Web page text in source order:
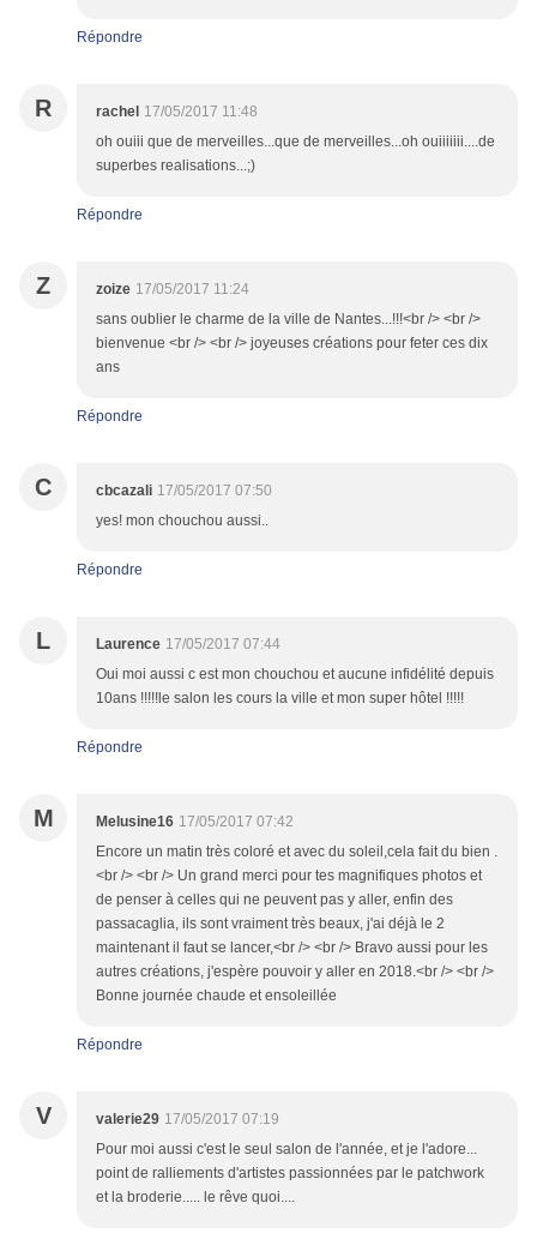
Répondre
R rachel 17/05/2017 11:48
oh ouiii que de merveilles...que de merveilles...oh ouiiiiiii....de
superbes realisations...;)
Répondre
Z zoize 17/05/2017 11:24
sans oublier le charme de la ville de Nantes...!!!<br /> <br />
bienvenue <br /> <br /> joyeuses créations pour feter ces dix
ans
Répondre
C cbcazali 17/05/2017 07:50
yes! mon chouchou aussi..
Répondre
L Laurence 17/05/2017 07:44
Oui moi aussi c est mon chouchou et aucune infidélité depuis
10ans !!!!!le salon les cours la ville et mon super hôtel !!!!!
Répondre
M Melusine16 17/05/2017 07:42
Encore un matin très coloré et avec du soleil,cela fait du bien .
<br /> <br /> Un grand merci pour tes magnifiques photos et
de penser à celles qui ne peuvent pas y aller, enfin des
passacaglia, ils sont vraiment très beaux, j'ai déjà le 2
maintenant il faut se lancer,<br /> <br /> Bravo aussi pour les
autres créations, j'espère pouvoir y aller en 2018.<br /> <br />
Bonne journée chaude et ensoleillée
Répondre
V valerie29 17/05/2017 07:19
Pour moi aussi c'est le seul salon de l'année, et je l'adore...
point de ralliements d'artistes passionnées par le patchwork
et la broderie..... le rêve quoi....